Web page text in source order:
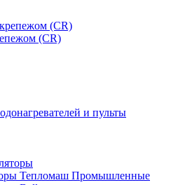
(CR)
и пульты
Тепломаш Промышленные